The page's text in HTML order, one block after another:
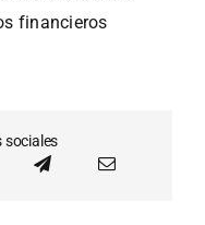
financieros
sociales